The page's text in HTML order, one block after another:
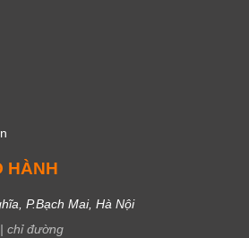
HÀNH
P.Bạch Mai, Hà Nội
| chỉ đường